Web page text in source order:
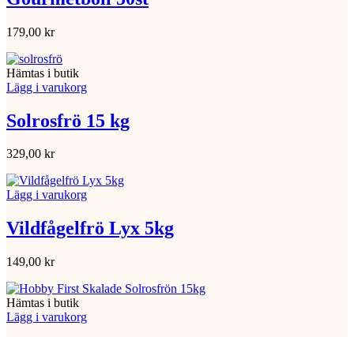
179,00 kr
Hämtas i butik
Lägg i varukorg
Solrosfrö 15 kg
329,00 kr
Lägg i varukorg
Vildfågelfrö Lyx 5kg
149,00 kr
Hämtas i butik
Lägg i varukorg